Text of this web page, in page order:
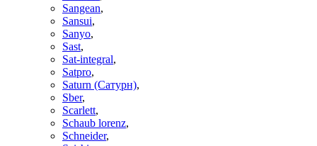
Sangean,
Sansui,
Sanyo,
Sast,
Sat-integral,
Satpro,
Saturn (Сатурн),
Sber,
Scarlett,
Schaub lorenz,
Schneider,